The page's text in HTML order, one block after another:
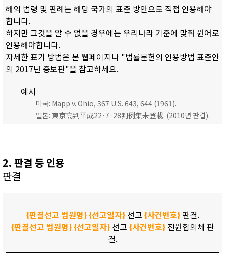
해외 법령 및 판례는 해당 국가의 표준 방안으로 직접 인용해야
합니다.
하지만 그것을 알 수 없을 경우에는 우리나라 기준에 맞춰 원어로
인용해야합니다.
자세한 표기 방법은 본 웹페이지나 "법률문헌의 인용방법 표준안
의 2017년 증보판"을 참고하세요.
예시
미국: Mapp v. Ohio, 367 U.S. 643, 644 (1961).
일본: 東京高判平成22·7·28判例集未登載. (2010년 판결).
2. 판결 등 인용
판결
{판결선고 법원명}{선고일자}선고 {사건번호}판결.
{판결선고 법원명}{선고일자}선고 {사건번호}전원합의체 판
결.